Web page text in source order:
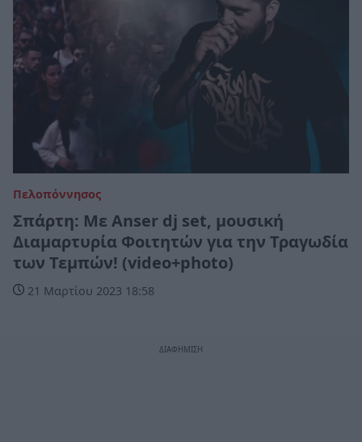
Πελοπόννησος
Σπάρτη: Με Anser dj set, μουσική
Διαμαρτυρία Φοιτητών για την Τραγωδία
των Τεμπών! (video+photo)
21 Μαρτίου 2023 18:58